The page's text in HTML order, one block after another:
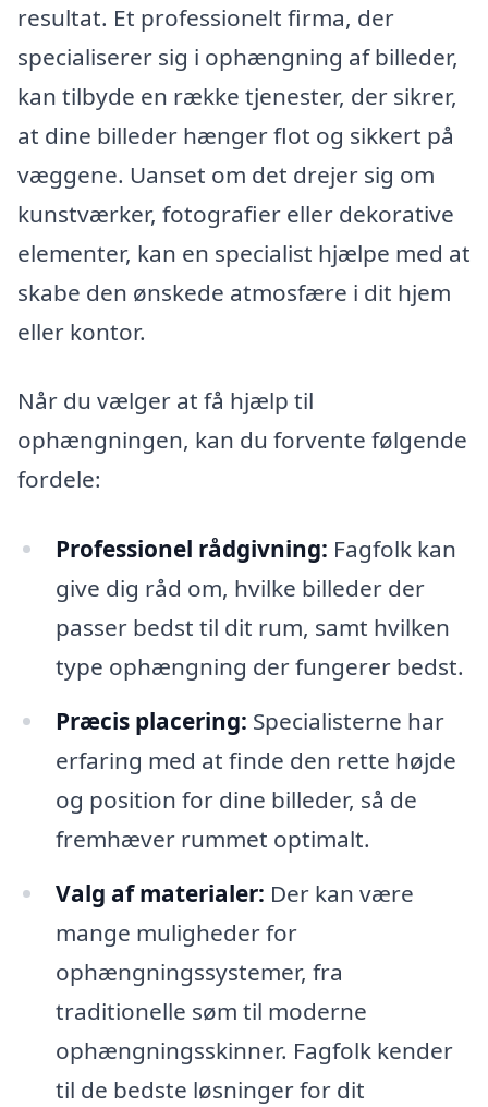
resultat. Et professionelt firma, der
specialiserer sig i ophængning af billeder,
kan tilbyde en række tjenester, der sikrer,
at dine billeder hænger flot og sikkert på
væggene. Uanset om det drejer sig om
kunstværker, fotografier eller dekorative
elementer, kan en specialist hjælpe med at
skabe den ønskede atmosfære i dit hjem
eller kontor.
Når du vælger at få hjælp til
ophængningen, kan du forvente følgende
fordele:
Professionel rådgivning: Fagfolk kan
give dig råd om, hvilke billeder der
passer bedst til dit rum, samt hvilken
type ophængning der fungerer bedst.
Præcis placering: Specialisterne har
erfaring med at finde den rette højde
og position for dine billeder, så de
fremhæver rummet optimalt.
Valg af materialer: Der kan være
mange muligheder for
ophængningssystemer, fra
traditionelle søm til moderne
ophængningsskinner. Fagfolk kender
til de bedste løsninger for dit